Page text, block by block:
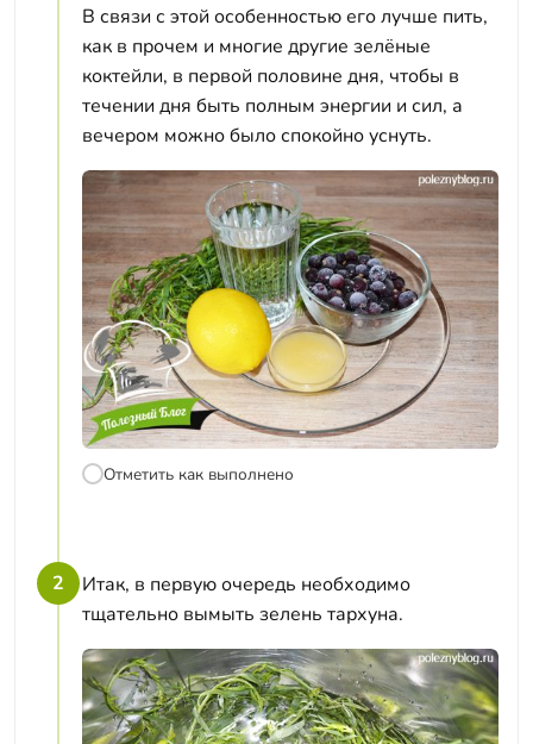
В связи с этой особенностью его лучше пить,
как в прочем и многие другие зелёные
коктейли, в первой половине дня, чтобы в
течении дня быть полным энергии и сил, а
вечером можно было спокойно уснуть.
Отметить как выполнено
2
Итак, в первую очередь необходимо
тщательно вымыть зелень тархуна.